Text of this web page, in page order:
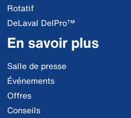
Rotatif
DeLaval DelPro™
En savoir plus
Salle de presse
Événements
Offres
Conseils